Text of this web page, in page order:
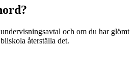
och om du har glömt
återställa det.